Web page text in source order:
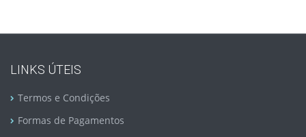
LINKS ÚTEIS
Termos e Condições
Formas de Pagamentos